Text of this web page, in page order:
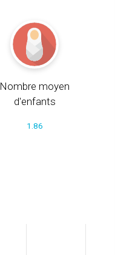
Nombre moyen
d'enfants
1.86